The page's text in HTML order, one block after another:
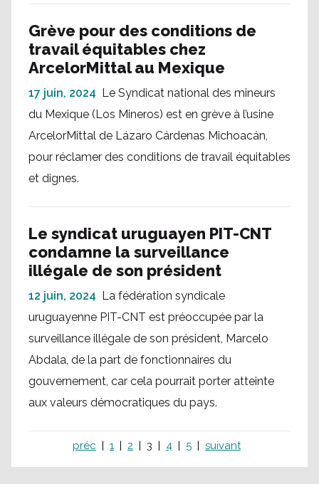
Grève pour des conditions de
travail équitables chez
ArcelorMittal au Mexique
17 juin, 2024 Le Syndicat national des mineurs
du Mexique (Los Mineros) est en grève à l’usine
ArcelorMittal de Lázaro Cárdenas Michoacán,
pour réclamer des conditions de travail équitables
et dignes.
Le syndicat uruguayen PIT-CNT
condamne la surveillance
illégale de son président
12 juin, 2024 La fédération syndicale
uruguayenne PIT-CNT est préoccupée par la
surveillance illégale de son président, Marcelo
Abdala, de la part de fonctionnaires du
gouvernement, car cela pourrait porter atteinte
aux valeurs démocratiques du pays.
préc 1 2 3 4 5 suivant